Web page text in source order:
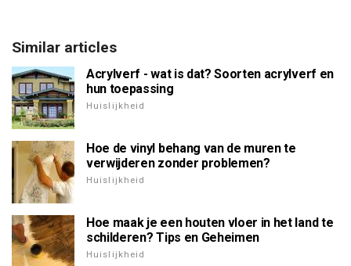
Similar articles
Acrylverf - wat is dat? Soorten acrylverf en
hun toepassing
Huislijkheid
Hoe de vinyl behang van de muren te
verwijderen zonder problemen?
Huislijkheid
Hoe maak je een houten vloer in het land te
schilderen? Tips en Geheimen
Huislijkheid